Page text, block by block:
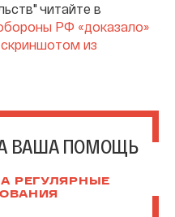
читайте в
РФ «доказало»
из
ВАША ПОМОЩЬ
РЕГУЛЯРНЫЕ